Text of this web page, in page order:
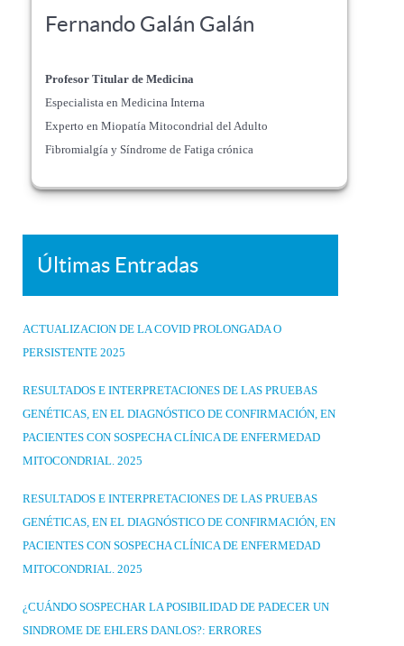
Fernando Galán Galán
Profesor Titular de Medicina
Especialista en Medicina Interna
Experto en Miopatía Mitocondrial del Adulto
Fibromialgía y Síndrome de Fatiga crónica
Últimas Entradas
ACTUALIZACION DE LA COVID PROLONGADA O
PERSISTENTE 2025
RESULTADOS E INTERPRETACIONES DE LAS PRUEBAS
GENÉTICAS, EN EL DIAGNÓSTICO DE CONFIRMACIÓN, EN
PACIENTES CON SOSPECHA CLÍNICA DE ENFERMEDAD
MITOCONDRIAL. 2025
RESULTADOS E INTERPRETACIONES DE LAS PRUEBAS
GENÉTICAS, EN EL DIAGNÓSTICO DE CONFIRMACIÓN, EN
PACIENTES CON SOSPECHA CLÍNICA DE ENFERMEDAD
MITOCONDRIAL. 2025
¿CUÁNDO SOSPECHAR LA POSIBILIDAD DE PADECER UN
SINDROME DE EHLERS DANLOS?: ERRORES